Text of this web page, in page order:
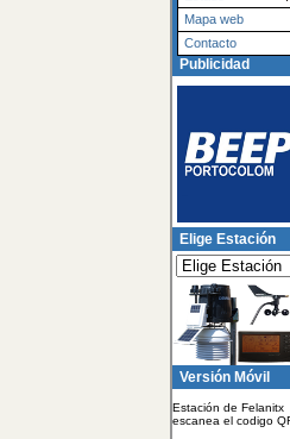
Mapa web
Contacto
Publicidad
Elige Estación
Versión Móvil
Estación de Felanitx
escanea el codigo